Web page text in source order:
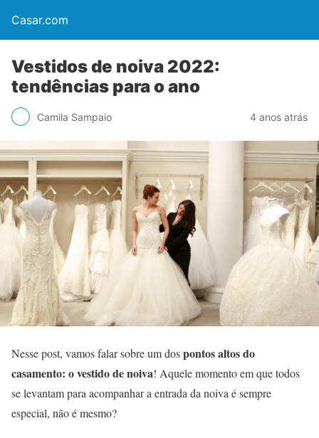
Casar.com
Vestidos de noiva 2022:
tendências para o ano
Camila Sampaio 4 anos atrás
Nesse post, vamos falar sobre um dospontos altos do
casamento: o vestido de noiva! Aquele momento em que todos
se levantam para acompanhar a entrada da noiva é sempre
especial, não é mesmo?